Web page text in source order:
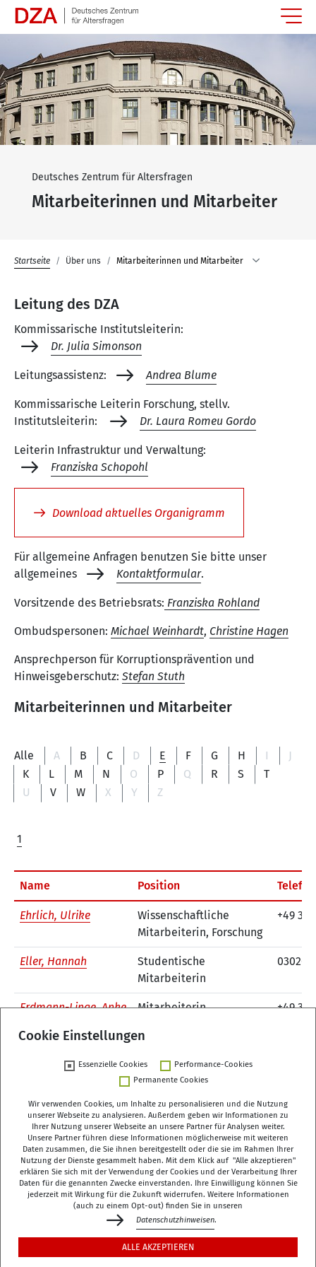
Springe zum Hauptinhalt
Deutsches Zentrum für Altersfragen
Mitarbeiterinnen und Mitarbeiter
Startseite Über uns Mitarbeiterinnen und Mitarbeiter
Leitung des DZA
Kommissarische Institutsleiterin:
Dr. Julia Simonson
Leitungsassistenz: Andrea Blume
Kommissarische Leiterin Forschung, stellv.
Institutsleiterin:
Dr. Laura Romeu Gordo
Leiterin Infrastruktur und Verwaltung:
Franziska Schopohl
Download aktuelles Organigramm
Für allgemeine Anfragen benutzen Sie bitte unser
allgemeines
Kontaktformular.
Vorsitzende des Betriebsrats: Franziska Rohland
Ombudspersonen: Michael Weinhardt, Christine Hagen
Ansprechperson für Korruptionsprävention und
Hinweisgeberschutz: Stefan Stuth
Mitarbeiterinnen und Mitarbeiter
Alle A B C D E F G H I
J
K
L M N O P Q R S
T
U
V W X Y Z
1
Name Position
Ehrlich, Ulrike
Wissenschaftliche
Mitarbeiterin, Forschung
+49 30
Eller, Hannah
Studentische
Mitarbeiterin
Erdmann-Linge, Anke
Mitarbeiterin
+49 30
Deutsches Zentrum für Altersfragen (DZA)
Manfred-von-Richthofen-Straße 2
12101 Berlin
dza-berlin dza de
+49 (0)30 - 260740-0
+49 (0)30 - 260740-33
Cookie Einstellungen
Essenzielle Cookies
Performance-Cookies
Permanente Cookies
Wir verwenden Cookies, um Inhalte zu personalisieren und die Nutzung
unserer Webseite zu analysieren. Außerdem geben wir Informationen zu
Ihrer Nutzung unserer Webseite an unsere Partner für Analysen weiter.
Unsere Partner führen diese Informationen möglicherweise mit weiteren
Daten zusammen, die Sie ihnen bereitgestellt oder die sie im Rahmen Ihrer
Nutzung der Dienste gesammelt haben. Mit dem Klick auf "Alle akzeptieren"
erklären Sie sich mit der Verwendung der Cookies und der Verarbeitung Ihrer
Daten für die genannten Zwecke einverstanden. Ihre Einwilligung können Sie
jederzeit mit Wirkung für die Zukunft widerrufen. Weitere Informationen
(auch zu einem Opt-out) finden Sie in unseren
Datenschutzhinweisen.
ALLE AKZEPTIEREN